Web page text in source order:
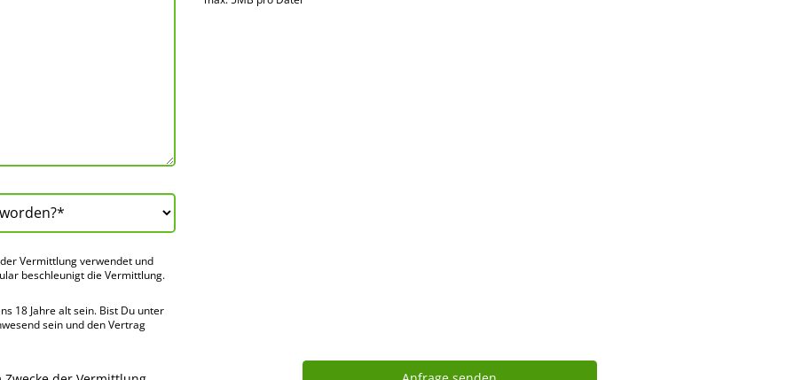
Vermitt­lung verwendet und
beschleu­nigt die Vermitt­lung.
18 Jahre alt sein. Bist Du unter
sein und den Vertrag